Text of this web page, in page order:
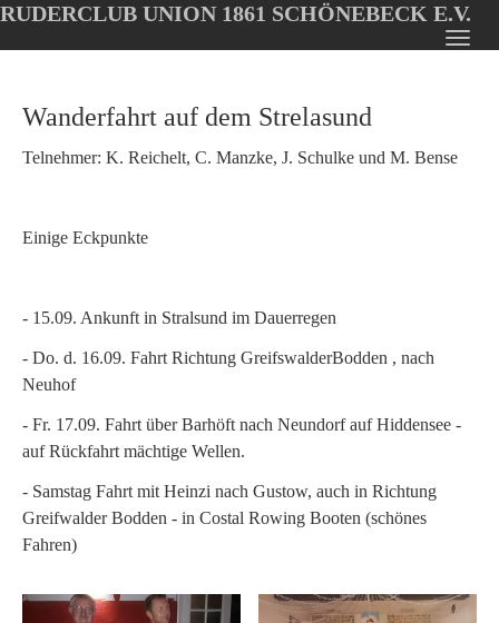
Oops, an error occurred! Code: 20260809115317c4016394
main
RUDERCLUB UNION 1861 SCHÖNEBECK E.V.
Wanderfahrt auf dem Strelasund
Telnehmer: K. Reichelt, C. Manzke, J. Schulke und M. Bense
Einige Eckpunkte
- 15.09. Ankunft in Stralsund im Dauerregen
- Do. d. 16.09. Fahrt Richtung GreifswalderBodden , nach
Neuhof
- Fr. 17.09. Fahrt über Barhöft nach Neundorf auf Hiddensee -
auf Rückfahrt mächtige Wellen.
- Samstag Fahrt mit Heinzi nach Gustow, auch in Richtung
Greifwalder Bodden - in Costal Rowing Booten (schönes
Fahren)